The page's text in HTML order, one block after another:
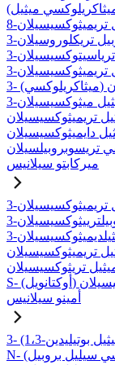
ميركابتو سيلانيس
أمينو سيلانيس